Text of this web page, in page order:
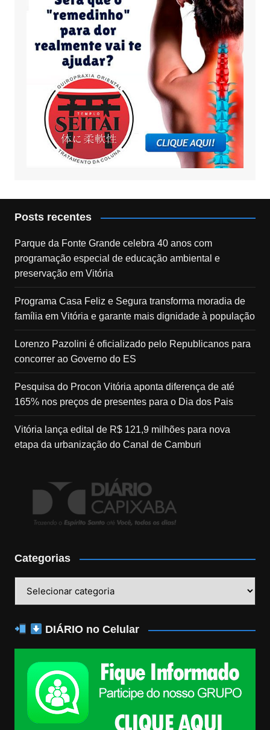
Posts recentes
Parque da Fonte Grande celebra 40 anos com
programação especial de educação ambiental e
preservação em Vitória
Programa Casa Feliz e Segura transforma moradia de
família em Vitória e garante mais dignidade à população
Lorenzo Pazolini é oficializado pelo Republicanos para
concorrer ao Governo do ES
Pesquisa do Procon Vitória aponta diferença de até
165% nos preços de presentes para o Dia dos Pais
Vitória lança edital de R$ 121,9 milhões para nova
etapa da urbanização do Canal de Camburi
Categorias
DIÁRIO no Celular